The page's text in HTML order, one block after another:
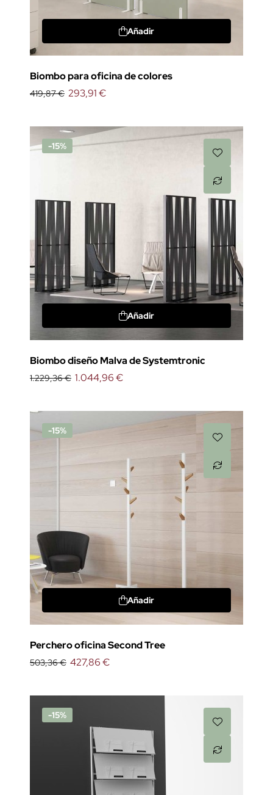
Añadir
Biombo para oficina de colores
419,87 € 293,91 €
-15%
Añadir
Biombo diseño Malva de Systemtronic
1.229,36 € 1.044,96 €
-15%
Añadir
Perchero oficina Second Tree
503,36 € 427,86 €
-15%